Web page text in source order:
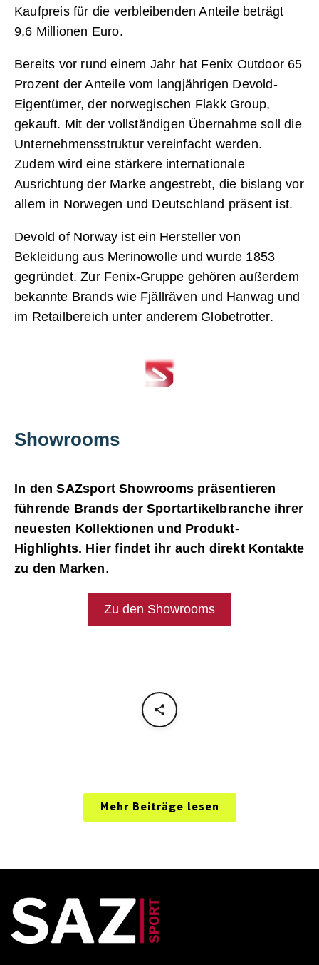
Kaufpreis für die verbleibenden Anteile beträgt
9,6 Millionen Euro.
Bereits vor rund einem Jahr hat Fenix Outdoor 65
Prozent der Anteile vom langjährigen Devold-
Eigentümer, der norwegischen Flakk Group,
gekauft. Mit der vollständigen Übernahme soll die
Unternehmensstruktur vereinfacht werden.
Zudem wird eine stärkere internationale
Ausrichtung der Marke angestrebt, die bislang vor
allem in Norwegen und Deutschland präsent ist.
Devold of Norway ist ein Hersteller von
Bekleidung aus Merinowolle und wurde 1853
gegründet. Zur Fenix-Gruppe gehören außerdem
bekannte Brands wie Fjällräven und Hanwag und
im Retailbereich unter anderem Globetrotter.
Showrooms
In den SAZsport Showrooms präsentieren
führende Brands der Sportartikelbranche ihrer
neuesten Kollektionen und Produkt-
Highlights. Hier findet ihr auch direkt Kontakte
zu den Marken.
Zu den Showrooms
Mehr Beiträge lesen